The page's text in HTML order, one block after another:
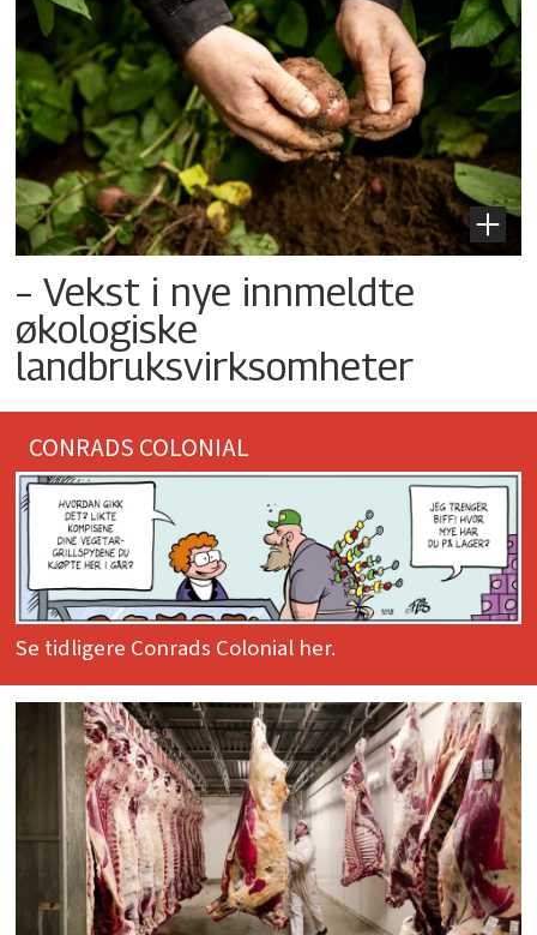
– Vekst i nye innmeldte
økologiske
landbruksvirksomheter
CONRADS COLONIAL
Se tidligere Conrads Colonial her.